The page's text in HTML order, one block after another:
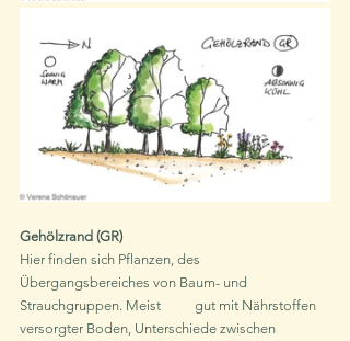
Gehölzrand (GR)
Hier finden sich Pflanzen, des
Übergangsbereiches von Baum- und
Strauchgruppen. Meist 	gut mit Nährstoffen
versorgter Boden, Unterschiede zwischen